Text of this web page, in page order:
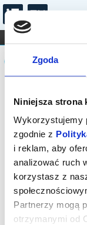
Zgoda
Niniejsza strona
Wykorzystujemy
zgodnie z
i reklam, aby
analizować ruch
korzystasz z
Partnerzy mogą
otrzymanymi od
FILHARMONIA
DLA DZIECI
Sprzedaż
biletów w